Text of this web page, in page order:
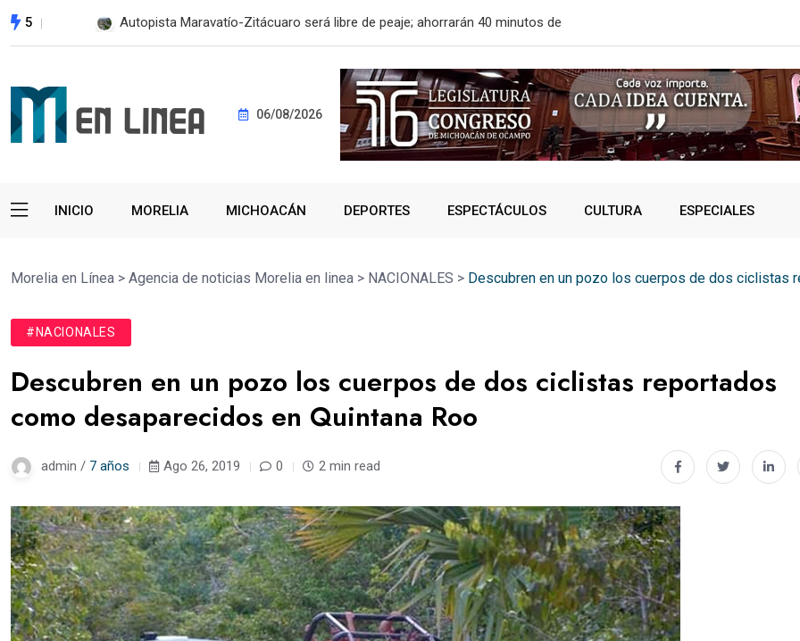
5 Gobierno de Alfonso Martínez, primero del país certificado en seguridad ¿Te
06/08/2026
INICIO MORELIA MICHOACÁN DEPORTES ESPECTÁCULOS CULTURA ESPECIALES
Morelia en Línea > Agencia de noticias Morelia en linea > NACIONALES > Descubren en un pozo los cuerpos de dos ciclistas
#NACIONALES
Descubren en un pozo los cuerpos de dos ciclistas reportados
como desaparecidos en Quintana Roo
admin / 7 años Ago 26, 2019 0 2 min read